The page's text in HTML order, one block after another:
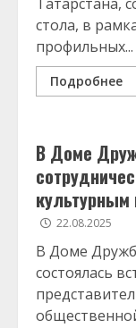
стола, в
профильных...
Подробнее
В Доме
культурным
22.08.2025
В Доме
состоялась